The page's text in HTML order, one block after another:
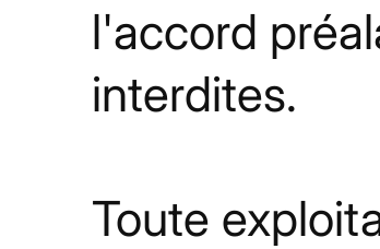
l'accord
interdites.
Toute